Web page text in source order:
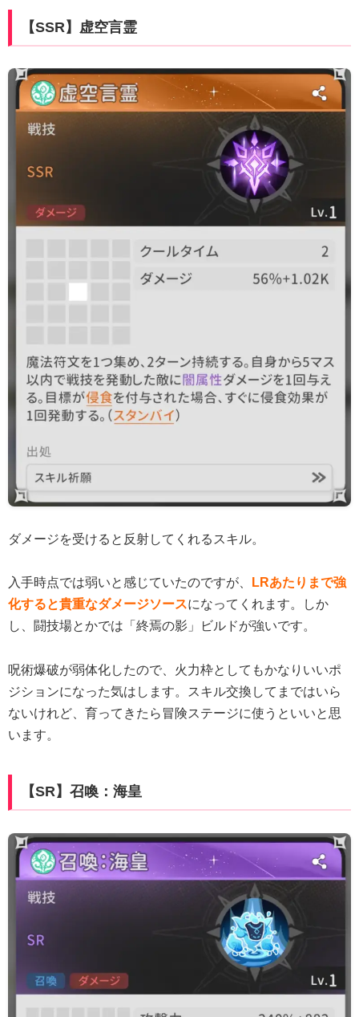
【SSR】虚空言霊
ダメージを受けると反射してくれるスキル。
入手時点では弱いと感じていたのですが、
LRあたりまで強
化すると貴重なダメージソースになってくれます。しか
し、闘技場とかでは「終焉の影」ビルドが強いです。
呪術爆破が弱体化したので、火力枠としてもかなりいいポ
ジションになった気はします。スキル交換してまではいら
ないけれど、育ってきたら冒険ステージに使うといいと思
います。
【SR】召喚：海皇